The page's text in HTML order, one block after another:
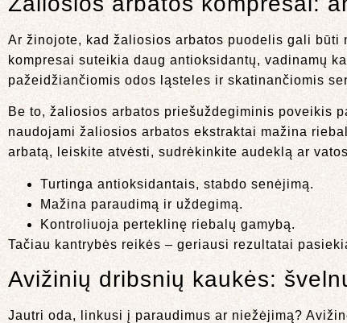
Ar žinojote, kad žaliosios arbatos puodelis gali
kompresai suteikia daug antioksidantų, vadinamų
pažeidžiančiomis odos ląsteles ir skatinančiomis
Be to, žaliosios arbatos priešuždegiminis poveikis
naudojami žaliosios arbatos ekstraktai mažina
arbatą, leiskite atvėsti, sudrėkinkite audeklą ar
Turtinga antioksidantais, stabdo senėjimą.
Mažina paraudimą ir uždegimą.
Kontroliuoja perteklinę riebalų gamybą.
Tačiau kantrybės reikės – geriausi rezultatai
Avižinių dribsnių kaukės:
Jautri oda, linkusi į paraudimus ar niežėjimą?